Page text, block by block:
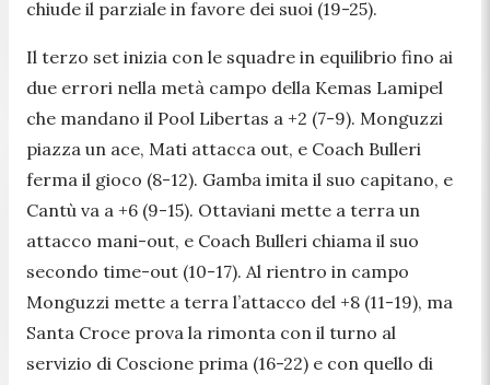
chiude il parziale in favore dei suoi (19-25).
Il terzo set inizia con le squadre in equilibrio fino ai
due errori nella metà campo della Kemas Lamipel
che mandano il Pool Libertas a +2 (7-9). Monguzzi
piazza un ace, Mati attacca out, e Coach Bulleri
ferma il gioco (8-12). Gamba imita il suo capitano, e
Cantù va a +6 (9-15). Ottaviani mette a terra un
attacco mani-out, e Coach Bulleri chiama il suo
secondo time-out (10-17). Al rientro in campo
Monguzzi mette a terra l’attacco del +8 (11-19), ma
Santa Croce prova la rimonta con il turno al
servizio di Coscione prima (16-22) e con quello di